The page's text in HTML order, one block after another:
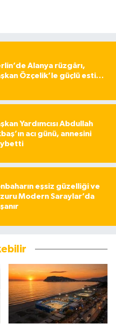
Alanya rüzgârı,
Özçelik’le güçlü esti…
Yardımcısı Abdullah
acı günü, annesini
eşsiz güzelliği ve
Modern Saraylar’da